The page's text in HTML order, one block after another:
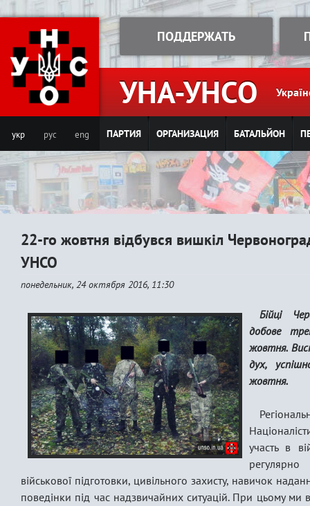
Jump to navigation
УНА-УНСО
ПОДДЕРЖАТЬ
укр рус eng ПАРТИЯ ОРГАНИЗАЦИЯ БАТАЛЬЙОН
22-го жовтня відбувся вишкіл
УНСО
понедельник, 24 октября 2016, 11:30
Бійці
добове
жовтня.
дух,
жовтня.
участь в
військової підготовки, цивільного захисту, навичок
поведінки під час надзвичайних ситуацій. При цьому ми